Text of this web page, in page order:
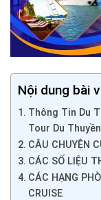
Nội dung bài
Thông Tin Du
Tour Du
CÂU CHUYỆN
CÁC SỐ LIỆU
CÁC HẠNG
CRUISE